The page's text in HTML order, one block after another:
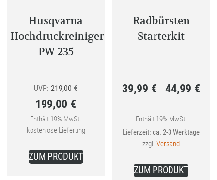
Husqvarna
Hochdruckreiniger
PW 235
UVP: 219,00€Ursprünglicher
war:
219,00 €
199,00 €
Aktueller
Preis
ist:
199,00 €.
Enthält 19% MwSt.
kostenlose Lieferung
ZUM PRODUKT
Radbürsten
Starterkit
39,99 € –44,99 €
Enthält 19% MwSt.
Lieferzeit: ca. 2-3 Werktage
zzgl.Versand
ZUM PRODUKTProdukt